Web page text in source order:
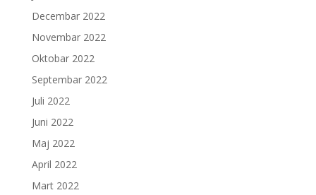
Decembar 2022
Novembar 2022
Oktobar 2022
Septembar 2022
Juli 2022
Juni 2022
Maj 2022
April 2022
Mart 2022